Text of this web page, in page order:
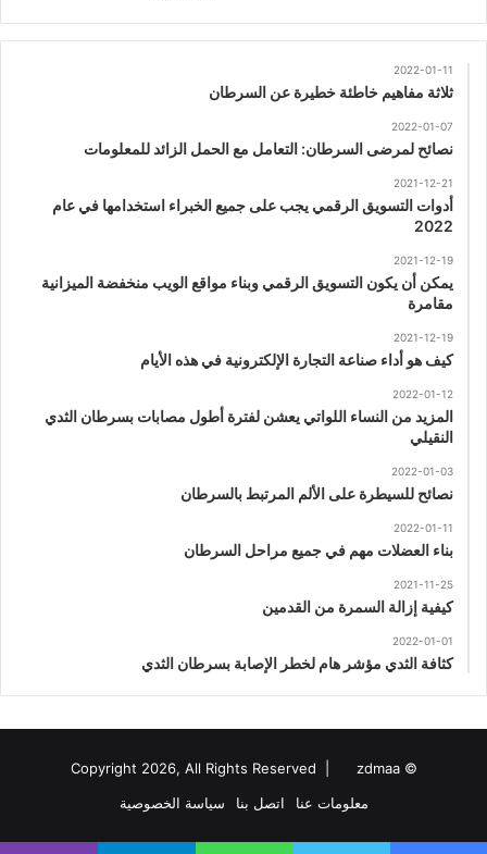
2022-01-11
ثلاثة مفاهيم خاطئة خطيرة عن السرطان
2022-01-07
نصائح لمرضى السرطان: التعامل مع الحمل الزائد للمعلومات
2021-12-21
أدوات التسويق الرقمي يجب على جميع الخبراء استخدامها في عام
2022
2021-12-19
يمكن أن يكون التسويق الرقمي وبناء مواقع الويب منخفضة الميزانية
مقامرة
2021-12-19
كيف هو أداء صناعة التجارة الإلكترونية في هذه الأيام
2022-01-12
المزيد من النساء اللواتي يعشن لفترة أطول مصابات بسرطان الثدي
النقيلي
2022-01-03
نصائح للسيطرة على الألم المرتبط بالسرطان
2022-01-11
بناء العضلات مهم في جميع مراحل السرطان
2021-11-25
كيفية إزالة السمرة من القدمين
2022-01-01
كثافة الثدي مؤشر هام لخطر الإصابة بسرطان الثدي
© Copyright 2026, All Rights Reserved |
zdmaa
معلومات عنا
اتصل بنا سياسة الخصوصية